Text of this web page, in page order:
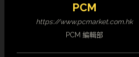
PCM
https://www.pcmarket.com.hk
PCM 編輯部